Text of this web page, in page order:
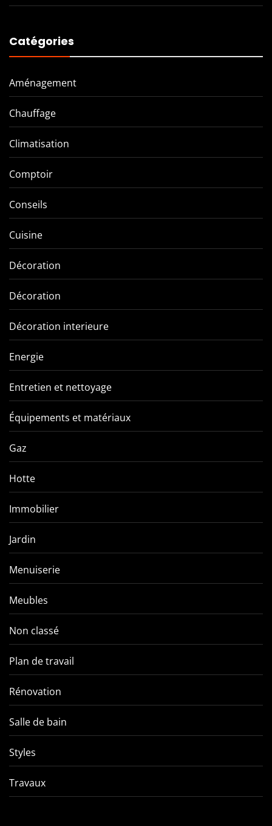
Catégories
Aménagement
Chauffage
Climatisation
Comptoir
Conseils
Cuisine
Décoration
Décoration
Décoration interieure
Energie
Entretien et nettoyage
Équipements et matériaux
Gaz
Hotte
Immobilier
Jardin
Menuiserie
Meubles
Non classé
Plan de travail
Rénovation
Salle de bain
Styles
Travaux